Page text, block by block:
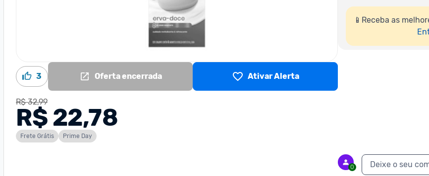
3 Oferta encerrada Ativar Alerta
R$ 32,99
R$ 22,78
Frete Grátis Prime Day
📱Receba as
0 Deixe o seu